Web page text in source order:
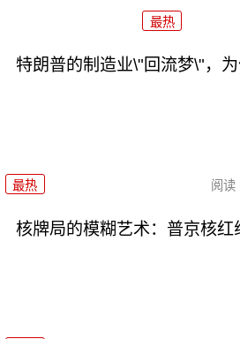
最热
特朗普的制造业\"回流梦\"，为
最热 阅读
核牌局的模糊艺术：普京核红